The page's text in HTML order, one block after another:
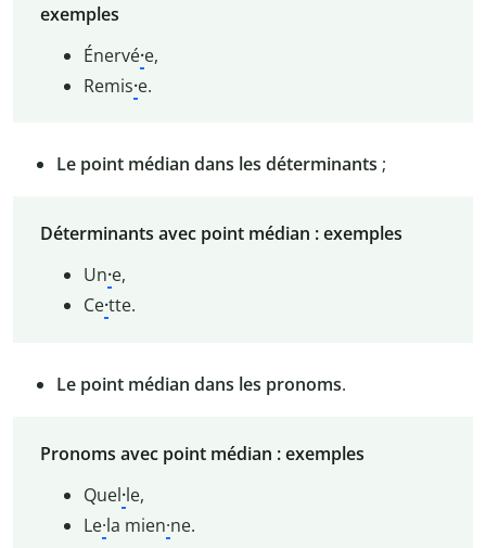
exemples
Énervé·e,
Remis·e.
Le point médian dans les déterminants ;
Déterminants avec point médian : exemples
Un·e,
Ce·tte.
Le point médian dans les pronoms.
Pronoms avec point médian : exemples
Quel·le,
Le·la mien·ne.